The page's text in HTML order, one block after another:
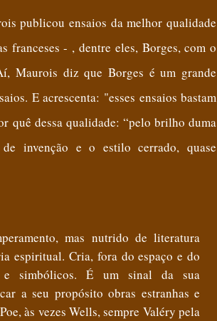
publicou ensaios da melhor qualidade
franceses - , dentre eles, Borges, com o
Maurois diz que Borges é um grande
E acrescenta: "esses ensaios bastam
quê dessa qualidade: “pelo brilho duma
invenção e o estilo cerrado, quase
mas nutrido de literatura
espiritual. Cria, fora do espaço e do
e simbólicos. É um sinal da sua
a seu propósito obras estranhas e
às vezes Wells, sempre Valéry pela